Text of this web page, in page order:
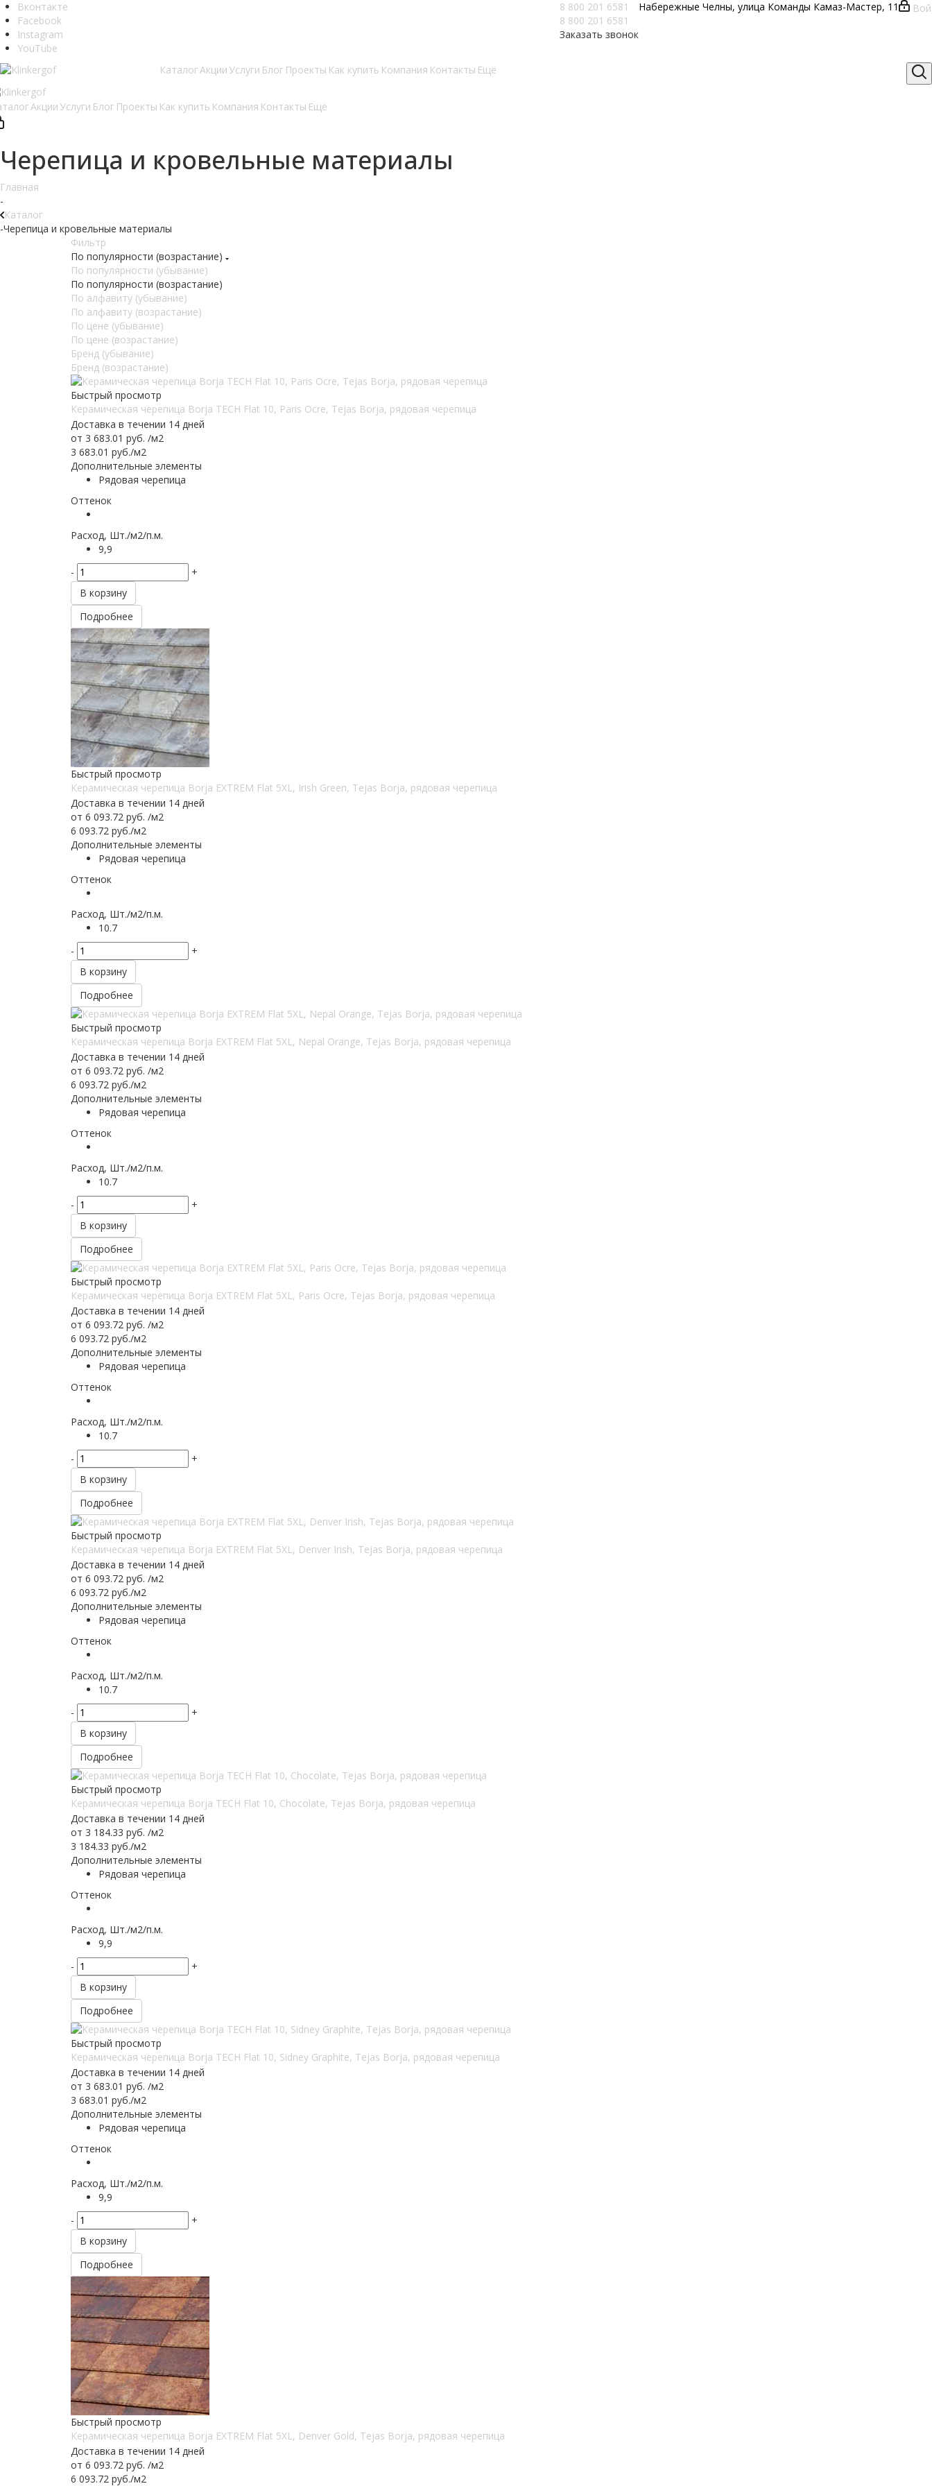
Вконтакте
Facebook
Instagram
YouTube
Набережные Челны, улица Команды Камаз-Мастер, 11
8 800 201 6581
8 800 201 6581
Заказать звонок
КаталогАкции Услуги Блог Проекты Как купить Компания Контакты Ещё
Акции Услуги Блог Проекты Как купить Компания Контакты Ещё
Черепица и кровельные материалы
Главная
-
Каталог
-Черепица и кровельные материалы
Фильтр
По популярности (возрастание)
По популярности (убывание)
По популярности (возрастание)
По алфавиту (убывание)
По алфавиту (возрастание)
По цене (убывание)
По цене (возрастание)
Бренд (убывание)
Бренд (возрастание)
Быстрый просмотр
Керамическая черепица Borja TECH Flat 10, Paris Ocre, Tejas Borja, рядовая черепица
Доставка в течении 14 дней
от 3 683.01 руб. /м2
3 683.01 руб./м2
Дополнительные элементы
Рядовая черепица
Оттенок
Расход, Шт./м2/п.м.
9,9
-
+
В корзину
Подробнее
Быстрый просмотр
Керамическая черепица Borja EXTREM Flat 5XL, Irish Green, Tejas Borja, рядовая черепица
Доставка в течении 14 дней
от 6 093.72 руб. /м2
6 093.72 руб./м2
Дополнительные элементы
Рядовая черепица
Оттенок
Расход, Шт./м2/п.м.
10.7
-
+
В корзину
Подробнее
Быстрый просмотр
Керамическая черепица Borja EXTREM Flat 5XL, Nepal Orange, Tejas Borja, рядовая черепица
Доставка в течении 14 дней
от 6 093.72 руб. /м2
6 093.72 руб./м2
Дополнительные элементы
Рядовая черепица
Оттенок
Расход, Шт./м2/п.м.
10.7
-
+
В корзину
Подробнее
Быстрый просмотр
Керамическая черепица Borja EXTREM Flat 5XL, Paris Ocre, Tejas Borja, рядовая черепица
Доставка в течении 14 дней
от 6 093.72 руб. /м2
6 093.72 руб./м2
Дополнительные элементы
Рядовая черепица
Оттенок
Расход, Шт./м2/п.м.
10.7
-
+
В корзину
Подробнее
Быстрый просмотр
Керамическая черепица Borja EXTREM Flat 5XL, Denver Irish, Tejas Borja, рядовая черепица
Доставка в течении 14 дней
от 6 093.72 руб. /м2
6 093.72 руб./м2
Дополнительные элементы
Рядовая черепица
Оттенок
Расход, Шт./м2/п.м.
10.7
-
+
В корзину
Подробнее
Быстрый просмотр
Керамическая черепица Borja TECH Flat 10, Chocolate, Tejas Borja, рядовая черепица
Доставка в течении 14 дней
от 3 184.33 руб. /м2
3 184.33 руб./м2
Дополнительные элементы
Рядовая черепица
Оттенок
Расход, Шт./м2/п.м.
9,9
-
+
В корзину
Подробнее
Быстрый просмотр
Керамическая черепица Borja TECH Flat 10, Sidney Graphite, Tejas Borja, рядовая черепица
Доставка в течении 14 дней
от 3 683.01 руб. /м2
3 683.01 руб./м2
Дополнительные элементы
Рядовая черепица
Оттенок
Расход, Шт./м2/п.м.
9,9
-
+
В корзину
Подробнее
Быстрый просмотр
Керамическая черепица Borja EXTREM Flat 5XL, Denver Gold, Tejas Borja, рядовая черепица
Доставка в течении 14 дней
от 6 093.72 руб. /м2
6 093.72 руб./м2